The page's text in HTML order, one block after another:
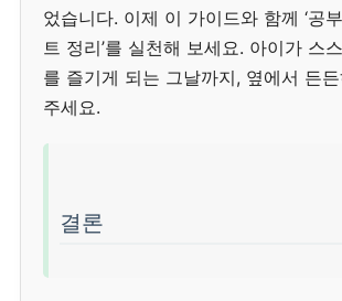
었습니다. 이제 이 가이드와 함께 ‘공
트 정리’를 실천해 보세요. 아이가 스
를 즐기게 되는 그날까지, 옆에서 든
주세요.
결론